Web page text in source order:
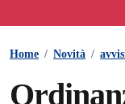
Home / Novità /